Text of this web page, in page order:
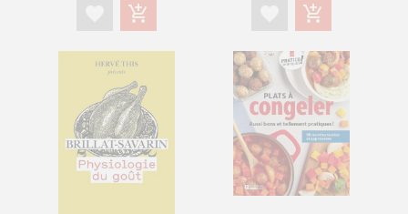
add_shopping_cart add_shopping_cart